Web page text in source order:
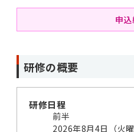
申
研修の概要
研修日程
前半
2026年8月4日（火曜